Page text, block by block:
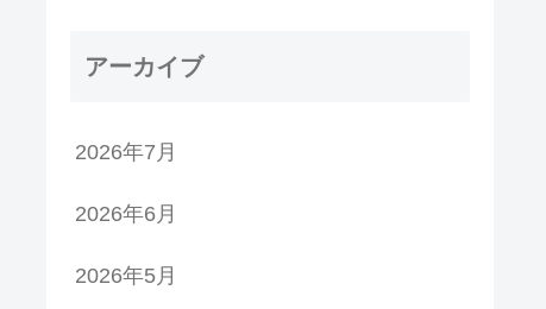
アーカイブ
2026年7月
2026年6月
2026年5月